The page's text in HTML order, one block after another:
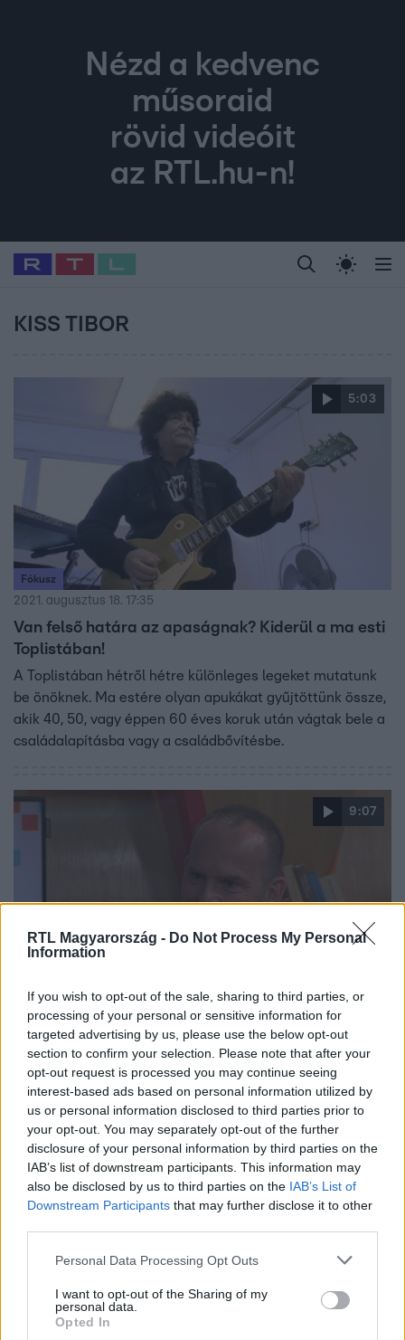
RTL Magyarország - Do Not Process My Personal
Information
If you wish to opt-out of the sale, sharing to third parties, or
processing of your personal or sensitive information for
targeted advertising by us, please use the below opt-out
section to confirm your selection. Please note that after your
opt-out request is processed you may continue seeing
interest-based ads based on personal information utilized by
us or personal information disclosed to third parties prior to
your opt-out. You may separately opt-out of the further
disclosure of your personal information by third parties on the
IAB’s list of downstream participants. This information may
also be disclosed by us to third parties on the IAB’s List of
Downstream Participants that may further disclose it to other
Please note that this website/app uses one or more Google
not limited to your visit or usage behaviour. You may click to
grant or deny consent to Google and its third-party tags to
use your data for below specified purposes in below Google
Personal Data Processing Opt Outs
I want to opt-out of the Sharing of my
personal data.
Opted In
Nézd a kedvenc
műsoraid
rövid videóit
az RTL.hu-n!
Legfrissebb RTL Híradó Randi Celeb vagyok,
Sebestyén Balázs Babits Marcella
KISS TIBOR
5:03
Fókusz
2021. augusztus 18. 17:35
Van felső határa az apaságnak? Kiderül a ma esti
Toplistában!
A Toplistában hétről hétre különleges legeket mutatunk
be önöknek. Ma estére olyan apukákat gyűjtöttünk össze,
akik 40, 50, vagy éppen 60 éves koruk után vágtak bele a
családalapításba vagy a családbővítésbe.
9:07
Reggeli
2020. július 9. 7:44
A függőség egy életre szól, de mit tehetünk a
visszaesés ellen?
A napokban lehetett olvasni a hírt, hogy az év végéig
szünetet tart a Quimby együttes, mivel Kiss
Tibi frontember úgy döntött, hogy pihenésre van
szüksége, ezért terápiás céllal visszavonul. Ennek
apropóján beszélgettünk a visszaesés veszélyeiről Dudits
Dénessel.